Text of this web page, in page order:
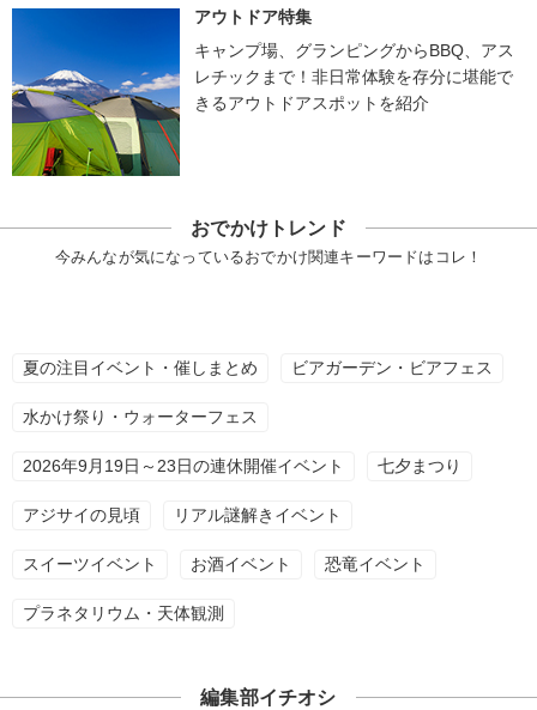
アウトドア特集
キャンプ場、グランピングからBBQ、アス
レチックまで！非日常体験を存分に堪能で
きるアウトドアスポットを紹介
おでかけトレンド
今みんなが気になっているおでかけ関連キーワードはコレ！
夏の注目イベント・催しまとめ ビアガーデン・ビアフェス
水かけ祭り・ウォーターフェス
2026年9月19日～23日の連休開催イベント 七夕まつり
アジサイの見頃 リアル謎解きイベント
スイーツイベント お酒イベント 恐竜イベント
プラネタリウム・天体観測
編集部イチオシ